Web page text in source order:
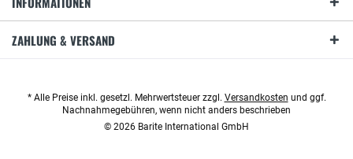
ZAHLUNG & VERSAND
* Alle Preise inkl. gesetzl. Mehrwertsteuer zzgl. Versandkosten und ggf.
Nachnahmegebühren, wenn nicht anders beschrieben
© 2026 Barite International GmbH